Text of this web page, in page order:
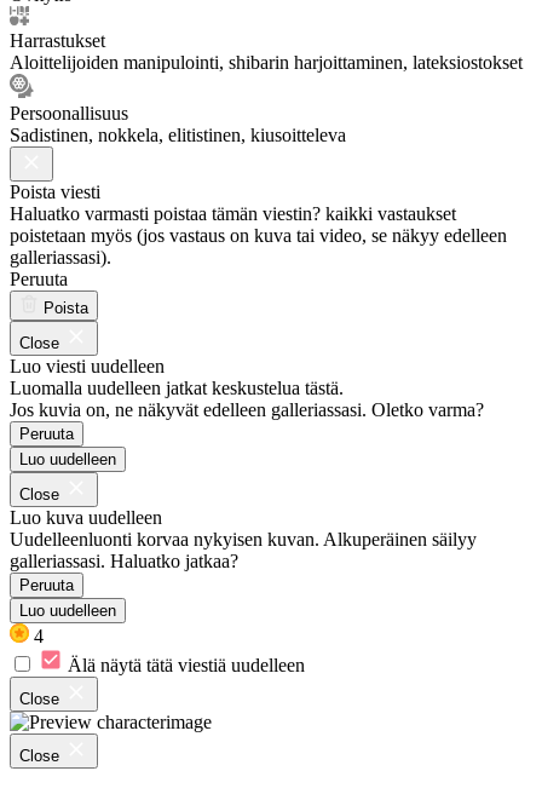
Harrastukset
Aloittelijoiden manipulointi, shibarin harjoittaminen, lateksiostokset
Persoonallisuus
Sadistinen, nokkela, elitistinen, kiusoitteleva
Poista viesti
Haluatko varmasti poistaa tämän viestin? kaikki vastaukset
poistetaan myös (jos vastaus on kuva tai video, se näkyy edelleen
galleriassasi).
Peruuta
Poista
Close
Luo viesti uudelleen
Luomalla uudelleen jatkat keskustelua tästä.
Jos kuvia on, ne näkyvät edelleen galleriassasi. Oletko varma?
Peruuta
Luo uudelleen
Close
Luo kuva uudelleen
Uudelleenluonti korvaa nykyisen kuvan. Alkuperäinen säilyy
galleriassasi. Haluatko jatkaa?
Peruuta
Luo uudelleen
4
Älä näytä tätä viestiä uudelleen
Close
Close